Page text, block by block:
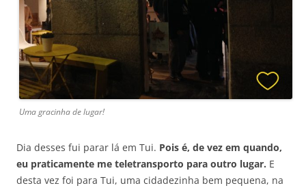
Uma gracinha de lugar!
Dia desses fui parar lá em Tui. Pois é, de vez em quando,
eu praticamente me teletransporto para outro lugar. E
desta vez foi para Tui, uma cidadezinha bem pequena, na